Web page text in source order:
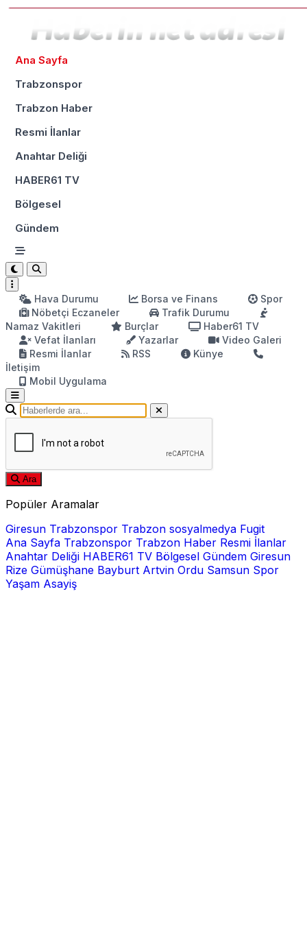
Ana Sayfa
Trabzonspor
Trabzon Haber
Resmi İlanlar
Anahtar Deliği
HABER61 TV
Bölgesel
Gündem
Hava Durumu Borsa ve Finans
Spor
Nöbetçi Eczaneler
Trafik Durumu
Namaz Vakitleri
Burçlar
Haber61 TV
Vefat İlanları
Yazarlar
Video Galeri
Resmi İlanlar
RSS
Künye
İletişim
Mobil Uygulama
Ara
Popüler Aramalar
Giresun Trabzonspor Trabzon sosyalmedya Fugit
Ana Sayfa Trabzonspor Trabzon Haber Resmi İlanlar
Anahtar Deliği HABER61 TV Bölgesel Gündem Giresun
Rize Gümüşhane Bayburt Artvin Ordu Samsun Spor
Yaşam Asayiş